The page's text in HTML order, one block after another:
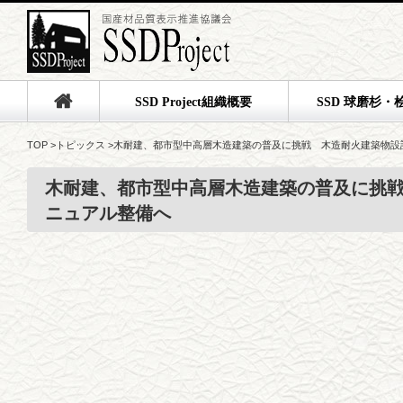
SSD Project組織概要 SSD 球磨杉・
TOP > トピックス >木耐建、都市型中高層木造建築の普及に挑戦 木造耐火建築物設
木耐建、都市型中高層木造建築の普及に
ニュアル整備へ